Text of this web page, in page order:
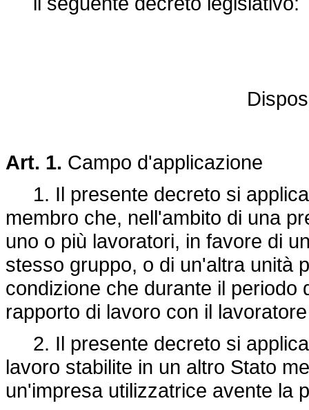
Art. 1. Campo d'applicazione
1. Il presente decreto si
membro che, nell'ambito di una
uno o più lavoratori, in favore di
stesso gruppo, o di un'altra unità
condizione che durante il
rapporto di lavoro con il
2. Il presente decreto si
lavoro stabilite in un altro Stato
un'impresa utilizzatrice avente la